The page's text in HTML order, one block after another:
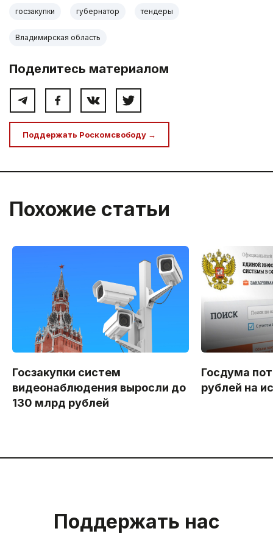
госзакупки губернатор тендеры
Владимирская область
Поделитесь материалом
Поддержать Роскомсвободу →
Похожие статьи
Госзакупки систем
видеонаблюдения выросли до
130 млрд рублей
Госдума
рублей на
Поддержать нас